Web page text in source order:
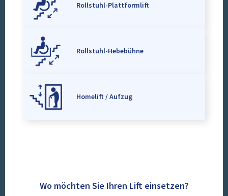
Rollstuhl-Plattformlift
Rollstuhl-Hebebühne
Homelift / Aufzug
Wo möchten Sie Ihren Lift einsetzen?